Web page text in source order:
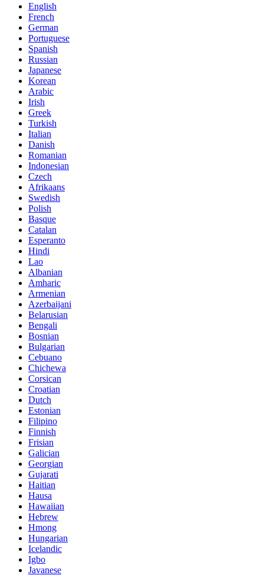
English
French
German
Portuguese
Spanish
Russian
Japanese
Korean
Arabic
Irish
Greek
Turkish
Italian
Danish
Romanian
Indonesian
Czech
Afrikaans
Swedish
Polish
Basque
Catalan
Esperanto
Hindi
Lao
Albanian
Amharic
Armenian
Azerbaijani
Belarusian
Bengali
Bosnian
Bulgarian
Cebuano
Chichewa
Corsican
Croatian
Dutch
Estonian
Filipino
Finnish
Frisian
Galician
Georgian
Gujarati
Haitian
Hausa
Hawaiian
Hebrew
Hmong
Hungarian
Icelandic
Igbo
Javanese